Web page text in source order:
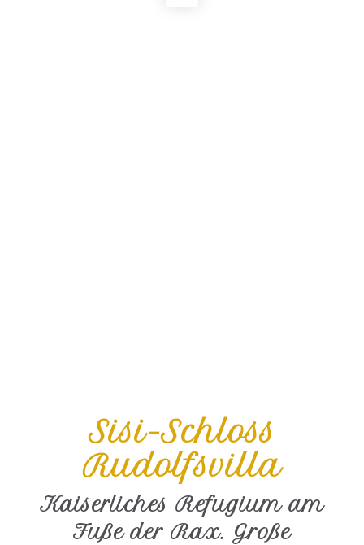
Sisi-Schloss
Rudolfsvilla
Kaiserliches Refugium am
Fuße der Rax. Große